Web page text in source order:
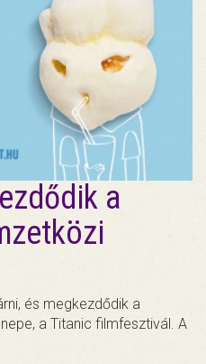
a
és megkezdődik a
a Titanic filmfesztivál. A